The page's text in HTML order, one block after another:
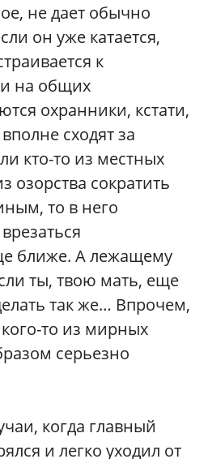
не дает обычно
он уже катается,
к
на общих
охранники, кстати,
сходят за
кто-то из местных
озорства сократить
то в него
ближе. А лежащему
ты, твою мать, еще
так же… Впрочем,
то из мирных
серьезно
когда главный
и легко уходил от